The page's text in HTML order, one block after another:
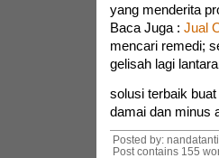
yang menderita
Baca Juga : Jual
mencari remedi;
gelisah lagi
solusi terbaik
damai dan minus
Posted by:
Post contains 155